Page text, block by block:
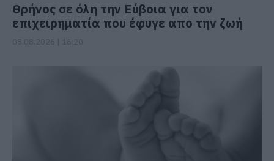
Θρήνος σε όλη την Εύβοια για τον
επιχειρηματία που έφυγε απο την ζωή